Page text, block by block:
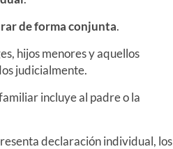
de forma conjunta.
hijos menores y aquellos
judicialmente.
incluye al padre o la
declaración individual, los